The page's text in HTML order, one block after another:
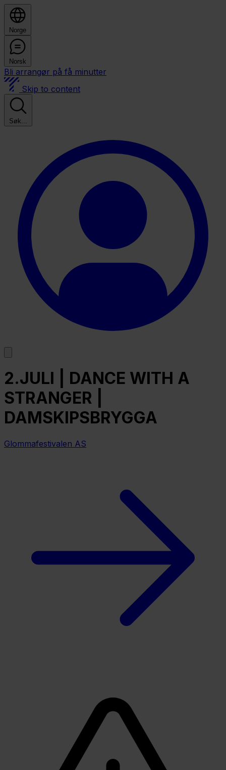
Norge
Norsk
Bli arrangør på få minutter
Skip to content
Søk...
2.JULI | DANCE WITH A
STRANGER |
DAMSKIPSBRYGGA
Glommafestivalen AS